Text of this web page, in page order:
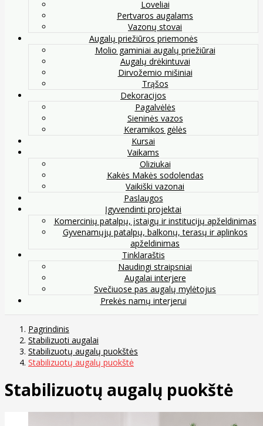
Loveliai
Pertvaros augalams
Vazonų stovai
Augalų priežiūros priemonės
Molio gaminiai augalų priežiūrai
Augalų drėkintuvai
Dirvožemio mišiniai
Trąšos
Dekoracijos
Pagalvėlės
Sieninės vazos
Keramikos gėlės
Kursai
Vaikams
Oliziukai
Kakės Makės sodolendas
Vaikiški vazonai
Paslaugos
Įgyvendinti projektai
Komercinių patalpų, įstaigų ir institucijų apželdinimas
Gyvenamųjų patalpų, balkonų, terasų ir aplinkos
apželdinimas
Tinklaraštis
Naudingi straipsniai
Augalai interjere
Svečiuose pas augalų mylėtojus
Prekės namų interjerui
Pagrindinis
Stabilizuoti augalai
Stabilizuotų augalų puokštės
Stabilizuotų augalų puokštė
Stabilizuotų augalų puokštė